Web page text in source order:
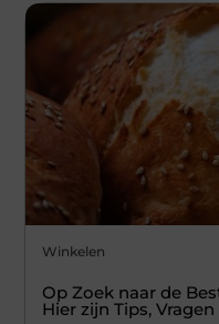
Winkelen
Op Zoek naar de
Hier zijn Tips,